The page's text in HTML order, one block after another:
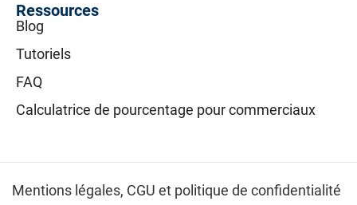
Ressources
Blog
Tutoriels
FAQ
Calculatrice de pourcentage pour commerciaux
Mentions légales, CGU et politique de confidentialité